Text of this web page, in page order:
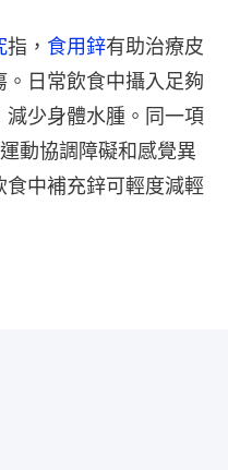
指， 食用鋅有助治療皮
日常飲食中攝入足夠
少身體水腫。同一項
動協調障礙和感覺異
中補充鋅可輕度減輕